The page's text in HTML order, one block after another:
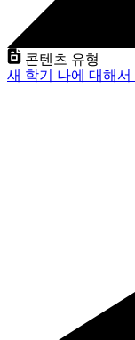
콘텐츠 유형
새 학기 나에 대해서